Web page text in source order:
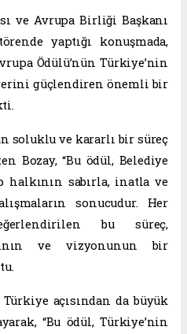
ve Avrupa Birliği Başkanı
yaptığı konuşmada,
Ödülü’nün Türkiye’nin
güçlendiren önemli bir
soluklu ve kararlı bir süreç
Bozay, “Bu ödül, Belediye
halkının sabırla, inatla ve
sonucudur. Her
bu süreç,
ve vizyonunun bir
açısından da büyük
“Bu ödül, Türkiye’nin